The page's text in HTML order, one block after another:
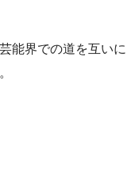
能界での道を互いに